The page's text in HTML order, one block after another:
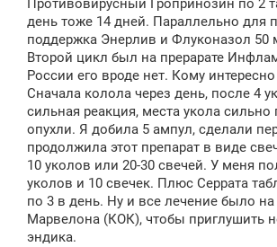
Противовирусный Гропринозин по 2
день тоже 14 дней. Параллельно для
поддержка Энерлив и Флуконазол 50
Второй цикл был на прерарате
России его вроде нет. Кому интересно
Сначала колола через день, после 4
сильная реакция, места укола сильно
опухли. Я добила 5 ампул, сделали
продолжила этот препарат в виде
10 уколов или 20-30 свечей. У меня
уколов и 10 свечек. Плюс Серрата
по 3 в день. Ну и все лечение было
Марвелона (КОК), чтобы приглушить
эндика.